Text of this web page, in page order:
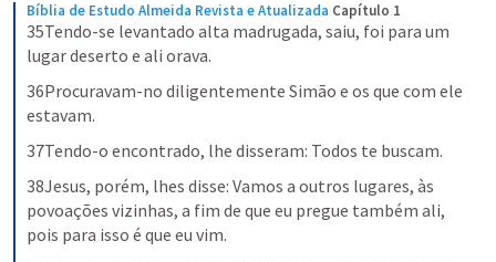
Bíblia de Estudo Almeida Revista e Atualizada Capítulo 1
35Tendo-se levantado alta madrugada, saiu, foi para um
lugar deserto e ali orava.
36Procuravam-no diligentemente Simão e os que com ele
estavam.
37Tendo-o encontrado, lhe disseram: Todos te buscam.
38Jesus, porém, lhes disse: Vamos a outros lugares, às
povoações vizinhas, a fim de que eu pregue também ali,
pois para isso é que eu vim.